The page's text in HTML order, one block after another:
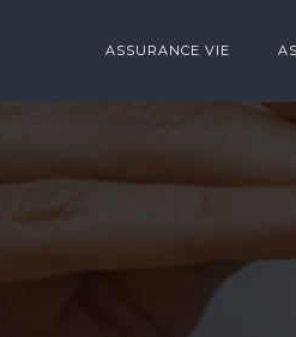
ASSURANCE VIE